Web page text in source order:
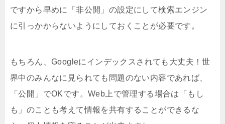
ですから早めに「非公開」の設定にして検索エンジン
に引っかからないようにしておくことが必要です。
もちろん、Googleにインデックスされても大丈夫！世
界中のみんなに見られても問題のない内容であれば、
「公開」でOKです。Web上で管理する場合は「もし
も」のことも考えて情報を共有することができるな